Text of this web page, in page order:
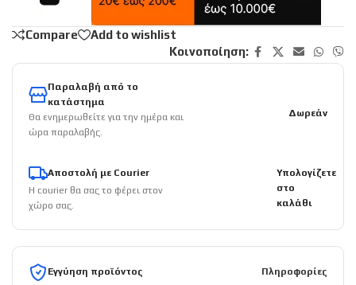
Compare
Add to wishlist
Κοινοποίηση:
Παραλαβή από το
κατάστημα
Θα ενημερωθείτε για την ημέρα και
ώρα παραλαβής.
Δωρεάν
Αποστολή με Courier
Η courier θα σας το φέρει στον
χώρο σας.
Υπολογίζετε
στο
καλάθι
Εγγύηση προϊόντος Πληροφορίες